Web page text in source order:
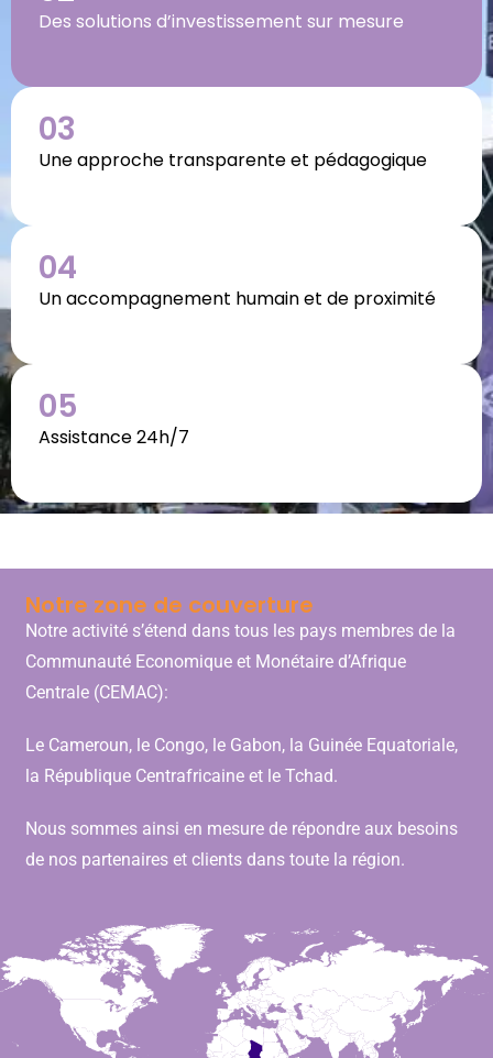
Des solutions d’investissement sur mesure
03
Une approche transparente et pédagogique
04
Un accompagnement humain et de proximité
05
Assistance 24h/7
Notre zone de couverture
Notre activité s’étend dans tous les pays membres de la
Communauté Economique et Monétaire d’Afrique
Centrale (CEMAC):
Le Cameroun, le Congo, le Gabon, la Guinée Equatoriale,
la République Centrafricaine et le Tchad.
Nous sommes ainsi en mesure de répondre aux besoins
de nos partenaires et clients dans toute la région.